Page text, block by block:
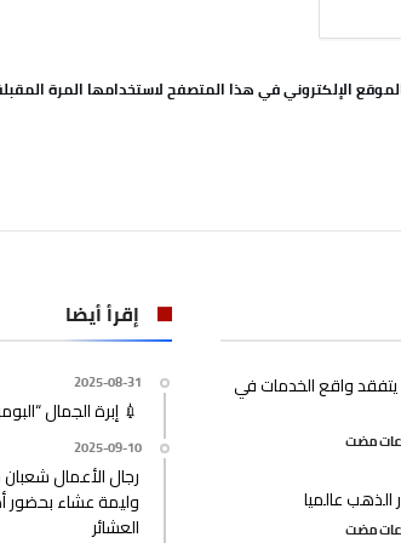
الإلكتروني في هذا المتصفح لاستخدامها المرة
يتفقد واقع الخدمات في
الذهب عالميا
إقرأ أيضا
2025-08-31
💉 إبرة الجمال
2025-09-10
رجال الأعمال
وليمة عشاء بحضور
العشائر